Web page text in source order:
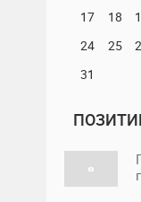
17
18
24
25
31